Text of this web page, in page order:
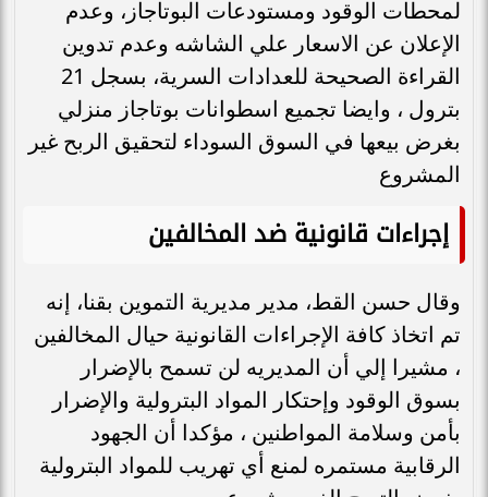
لمحطات الوقود ومستودعات البوتاجاز، وعدم
الإعلان عن الاسعار علي الشاشه وعدم تدوين
القراءة الصحيحة للعدادات السرية، بسجل 21
بترول ، وايضا تجميع اسطوانات بوتاجاز منزلي
بغرض بيعها في السوق السوداء لتحقيق الربح غير
المشروع
إجراءات قانونية ضد المخالفين
وقال حسن القط، مدير مديرية التموين بقنا، إنه
تم اتخاذ كافة الإجراءات القانونية حيال المخالفين
، مشيرا إلي أن المديريه لن تسمح بالإضرار
بسوق الوقود وإحتكار المواد البترولية والإضرار
بأمن وسلامة المواطنين ، مؤكدا أن الجهود
الرقابية مستمره لمنع أي تهريب للمواد البترولية